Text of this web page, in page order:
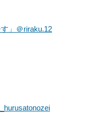
」＠riraku.12